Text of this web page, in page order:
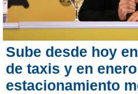
Sube desde hoy
de taxis y en
estacionamiento